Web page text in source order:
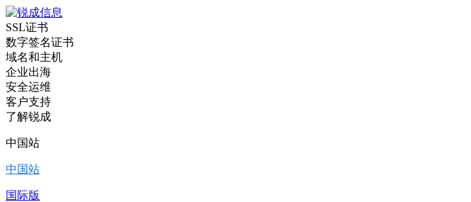
SSL证书
数字签名证书
域名和主机
企业出海
安全运维
客户支持
了解锐成
中国站
中国站
国际版